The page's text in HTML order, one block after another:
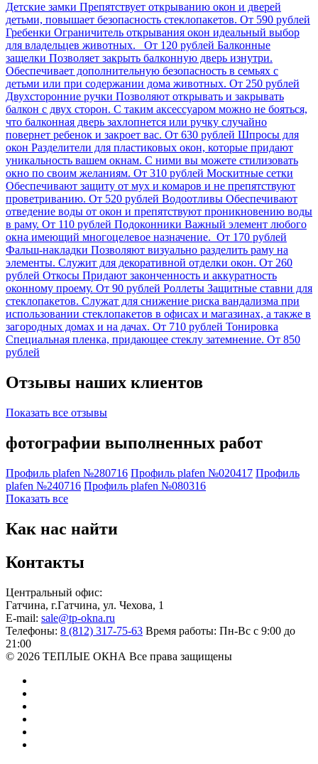
Детские замки Препятствует открыванию окон и дверей
детьми, повышает безопасность стеклопакетов. От 590 рублей
Гребенки Ограничитель открывания окон идеальный выбор
для владельцев животных. От 120 рублей Балконные
защелки Позволяет закрыть балконную дверь изнутри.
Обеспечивает дополнительную безопасность в семьях с
детьми или при содержании дома животных. От 250 рублей
Двухсторонние ручки Позволяют открывать и закрывать
балкон с двух сторон. С таким аксессуаром можно не бояться,
что балконная дверь захлопнется или ручку случайно
повернет ребенок и закроет вас. От 630 рублей Шпросы для
окон Разделители для пластиковых окон, которые придают
уникальность вашем окнам. С ними вы можете стилизовать
окно по своим желаниям. От 310 рублей Москитные сетки
Обеспечивают защиту от мух и комаров и не препятствуют
проветриванию. От 520 рублей Водоотливы Обеспечивают
отведение воды от окон и препятствуют проникновению воды
в раму. От 110 рублей Подоконники Важный элемент любого
окна имеющий многоцелевое назначение. От 170 рублей
Фальш-накладки Позволяют визуально разделить раму на
элементы. Служит для декоративной отделки окон. От 260
рублей Откосы Придают законченность и аккуратность
оконному проему. От 90 рублей Роллеты Защитные ставни для
стеклопакетов. Служат для снижение риска вандализма при
использовании стеклопакетов в офисах и магазинах, а также в
загородных домах и на дачах. От 710 рублей Тонировка
Специальная пленка, придающее стеклу затемнение. От 850
рублей
Отзывы наших клиентов
Показать все отзывы
фотографии выполненных работ
Профиль plafen №280716 Профиль plafen №020417 Профиль
plafen №240716 Профиль plafen №080316
Показать все
Как нас найти
Контакты
Центральный офис:
Гатчина, г.Гатчина, ул. Чехова, 1
E-mail: sale@tp-okna.ru
Телефоны: 8 (812) 317-75-63 Время работы: Пн-Вс с 9:00 до
21:00
© 2026 ТЕПЛЫЕ ОКНА Все права защищены